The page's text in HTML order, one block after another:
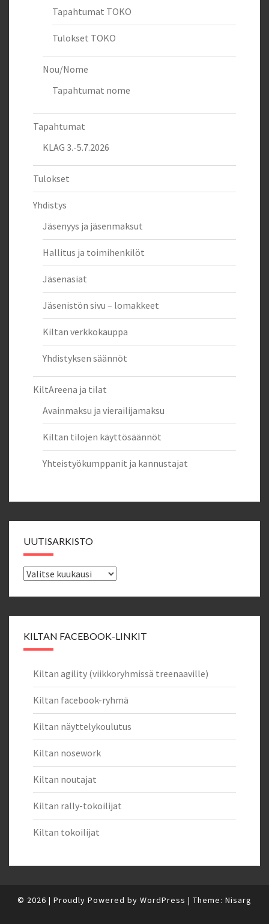
Tapahtumat TOKO
Tulokset TOKO
Nou/Nome
Tapahtumat nome
Tapahtumat
KLAG 3.-5.7.2026
Tulokset
Yhdistys
Jäsenyys ja jäsenmaksut
Hallitus ja toimihenkilöt
Jäsenasiat
Jäsenistön sivu – lomakkeet
Kiltan verkkokauppa
Yhdistyksen säännöt
KiltAreena ja tilat
Avainmaksu ja vierailijamaksu
Kiltan tilojen käyttösäännöt
Yhteistyökumppanit ja kannustajat
UUTISARKISTO
Uutisarkisto
KILTAN FACEBOOK-LINKIT
Kiltan agility (viikkoryhmissä treenaaville)
Kiltan facebook-ryhmä
Kiltan näyttelykoulutus
Kiltan nosework
Kiltan noutajat
Kiltan rally-tokoilijat
Kiltan tokoilijat
© 2026 | Proudly Powered by WordPress | Theme: Nisarg